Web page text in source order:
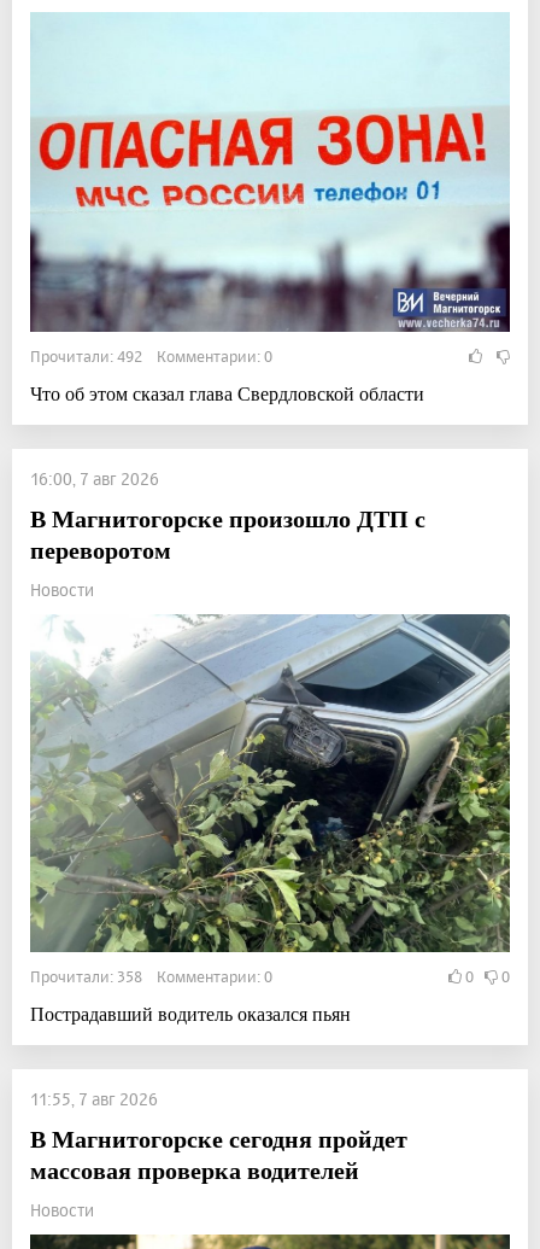
Прочитали: 492 Комментарии: 0
Что об этом сказал глава Свердловской области
16:00, 7 авг 2026
В Магнитогорске произошло ДТП с
переворотом
Новости
Прочитали: 358 Комментарии: 0 0 0
Пострадавший водитель оказался пьян
11:55, 7 авг 2026
В Магнитогорске сегодня пройдет
массовая проверка водителей
Новости